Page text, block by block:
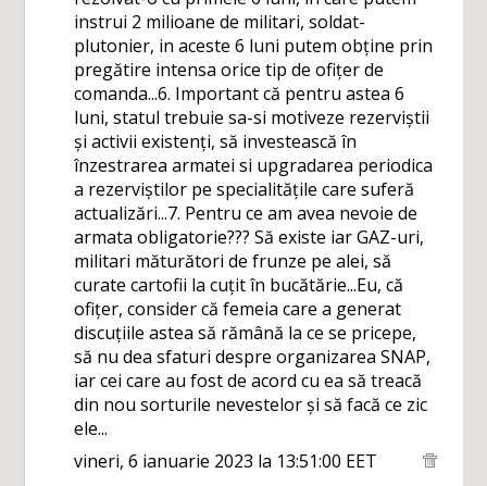
instrui 2 milioane de militari, soldat-
plutonier, in aceste 6 luni putem obține prin
pregătire intensa orice tip de ofițer de
comanda...6. Important că pentru astea 6
luni, statul trebuie sa-si motiveze rezerviștii
și activii existenți, să investească în
înzestrarea armatei si upgradarea periodica
a rezerviștilor pe specialitățile care suferă
actualizări...7. Pentru ce am avea nevoie de
armata obligatorie??? Să existe iar GAZ-uri,
militari măturători de frunze pe alei, să
curate cartofii la cuțit în bucătărie...Eu, că
ofițer, consider că femeia care a generat
discuțiile astea să rămână la ce se pricepe,
să nu dea sfaturi despre organizarea SNAP,
iar cei care au fost de acord cu ea să treacă
din nou sorturile nevestelor și să facă ce zic
ele...
vineri, 6 ianuarie 2023 la 13:51:00 EET